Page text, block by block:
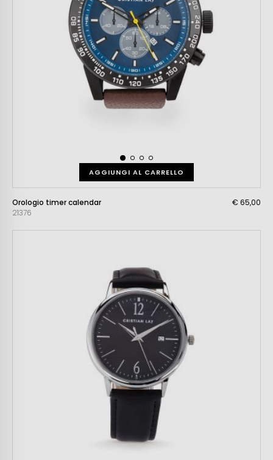
AGGIUNGI AL CARRELLO
Orologio timer calendar
21376
€ 65,00